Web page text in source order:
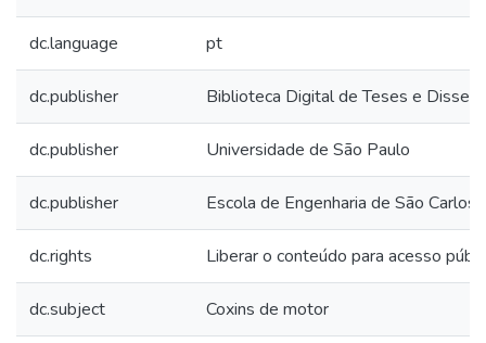
dc.language pt
dc.publisher Biblioteca Digital de Teses e
dc.publisher Universidade de São Paulo
dc.publisher Escola de Engenharia de São Carlos
dc.rights Liberar o conteúdo para acesso
dc.subject Coxins de motor